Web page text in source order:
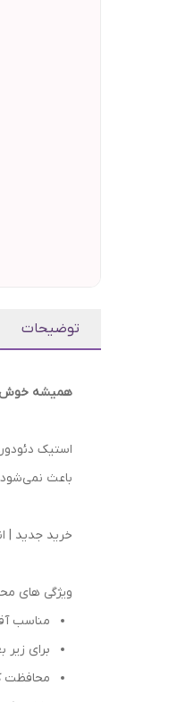
توضیحات
همیشه خوش
استیک
باعث نمی‌شود
خرید جدید |
ویژگی های
مناسب
برای زیر
محافظت